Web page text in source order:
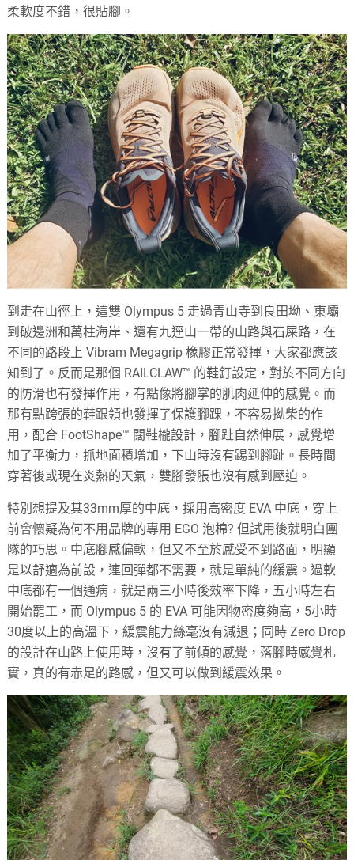
柔軟度不錯，很貼腳。
到走在山徑上，這雙 Olympus 5 走過青山寺到良田坳、東壩
到破邊洲和萬柱海岸、還有九逕山一帶的山路與石屎路，在
不同的路段上 Vibram Megagrip 橡膠正常發揮，大家都應該
知到了。反而是那個 RAILCLAW™ 的鞋釘設定，對於不同方向
的防滑也有發揮作用，有點像將腳掌的肌肉延伸的感覺。而
那有點跨張的鞋跟領也發揮了保護腳踝，不容易拗柴的作
用，配合 FootShape™ 闊鞋櫳設計，腳趾自然伸展，感覺增
加了平衡力，抓地面積增加，下山時沒有踢到腳趾。長時間
穿著後或現在炎熱的天氣，雙腳發脹也沒有感到壓迫。
特別想提及其33mm厚的中底，採用高密度 EVA 中底，穿上
前會懷疑為何不用品牌的專用 EGO 泡棉? 但試用後就明白團
隊的巧思。中底腳感偏軟，但又不至於感受不到路面，明顯
是以舒適為前設，連回彈都不需要，就是單純的緩震。過軟
中底都有一個通病，就是兩三小時後效率下降，五小時左右
開始罷工，而 Olympus 5 的 EVA 可能因物密度夠高，5小時
30度以上的高溫下，緩震能力絲毫沒有減退；同時 Zero Drop
的設計在山路上使用時，沒有了前傾的感覺，落腳時感覺札
實，真的有赤足的路感，但又可以做到緩震效果。